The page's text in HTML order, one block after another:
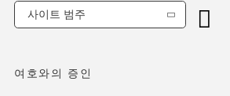
여호와의 증인
사이트 범주